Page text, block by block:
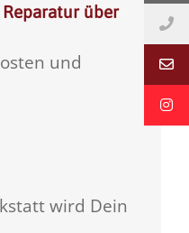
über
und
wird Dein